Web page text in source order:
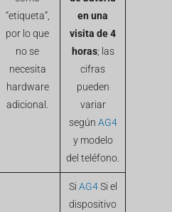
“etiqueta”,
por lo que
no se
necesita
hardware
adicional.
en una
visita de 4
horas; las
cifras
pueden
variar
según AG4
y modelo
del teléfono.
Si AG4Si el
dispositivo